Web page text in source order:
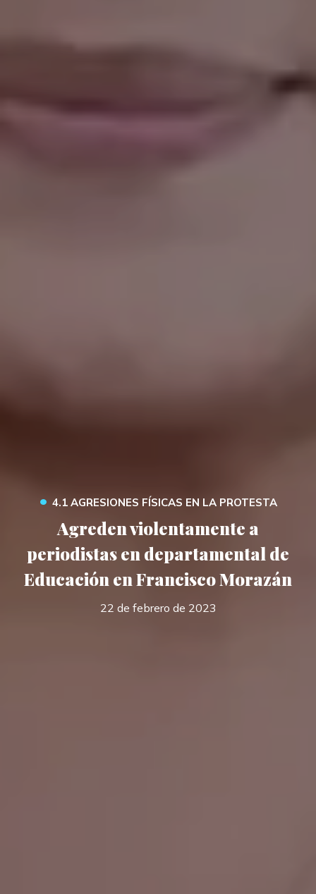
• 4.1 AGRESIONES FÍSICAS EN LA PROTESTA
Agreden violentamente a
periodistas en departamental de
Educación en Francisco Morazán
22 de febrero de 2023